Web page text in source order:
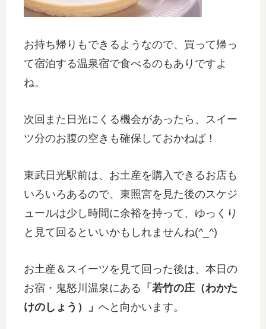
お持ち帰りもできるようなので、買って帰っ
て宿泊する温泉宿で食べるのもありですよ
ね。
次回また日光にくる機会があったら、スイー
ツ分のお腹の空きも確保しておかねば！
東武日光駅前は、お土産を購入できるお店も
いろいろあるので、東照宮を見た後のスケジ
ュールは少し時間に余裕を持って、ゆっくり
と見て回るといいかもしれませんね(^_^)
お土産＆スイーツを見て回った後は、本日の
お宿・鬼怒川温泉にある 「若竹の庄（わかた
けのしょう）」 へと向かいます。